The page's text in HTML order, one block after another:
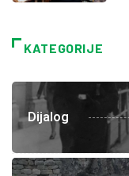
KATEGORIJE
Dijalog